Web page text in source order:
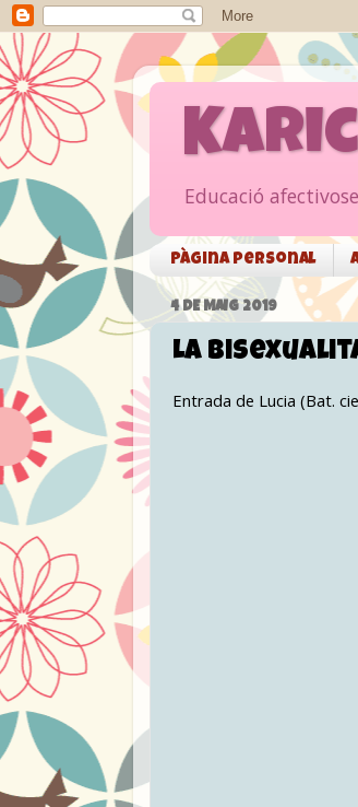
Educació
Pàgina personal
4 DE MAIG 2019
La
Entrada de Lucia (Bat.